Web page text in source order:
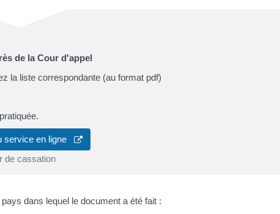
de la Cour d'appel
la liste correspondante (au format pdf)
service en ligne
de cassation
dans lequel le document a été fait :